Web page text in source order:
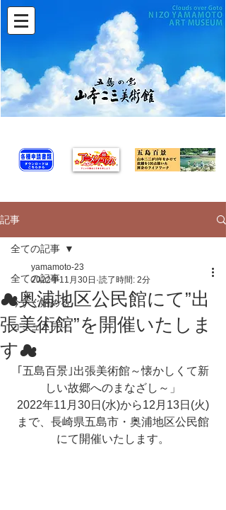
記事
全ての記事
今すぐ始める
コミュニティ
全ての記事
☁奥浦地区公民館にて”出
張美術館”を開催いたしま
す☁
yamamoto-23
2022年11月30日 読了時間: 2分
｢五島百景｣出張美術館～懐かしくて新
しい故郷へのまなざし～」
2022年11月30日(水)から12月13日(火)
まで、長崎県五島市・奥浦地区公民館
にて開催いたします。